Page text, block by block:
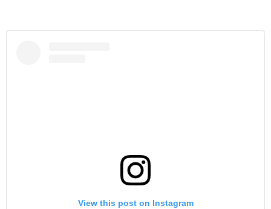
View this post on Instagram